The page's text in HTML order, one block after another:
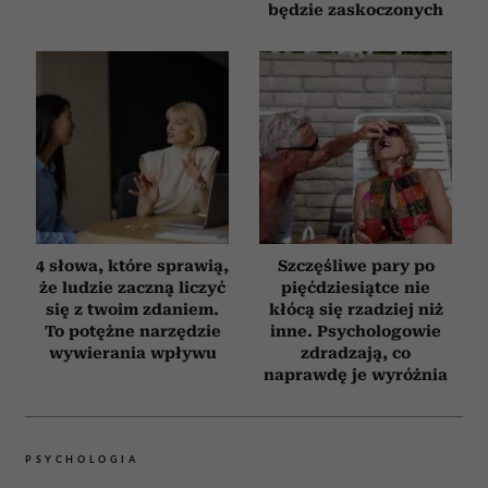
będzie zaskoczonych
4 słowa, które sprawią,
że ludzie zaczną liczyć
się z twoim zdaniem.
To potężne narzędzie
wywierania wpływu
Szczęśliwe pary po
pięćdziesiątce nie
kłócą się rzadziej niż
inne. Psychologowie
zdradzają, co
naprawdę je wyróżnia
PSYCHOLOGIA